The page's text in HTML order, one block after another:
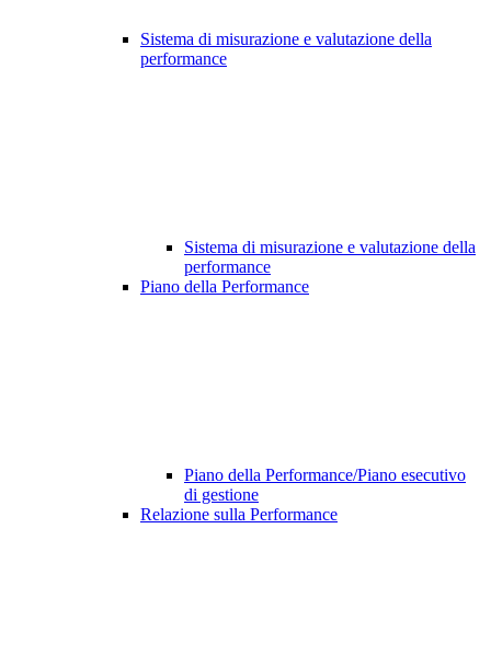
Sistema di misurazione e valutazione della
performance
Sistema di misurazione e valutazione della
performance
Piano della Performance
Piano della Performance/Piano esecutivo
di gestione
Relazione sulla Performance